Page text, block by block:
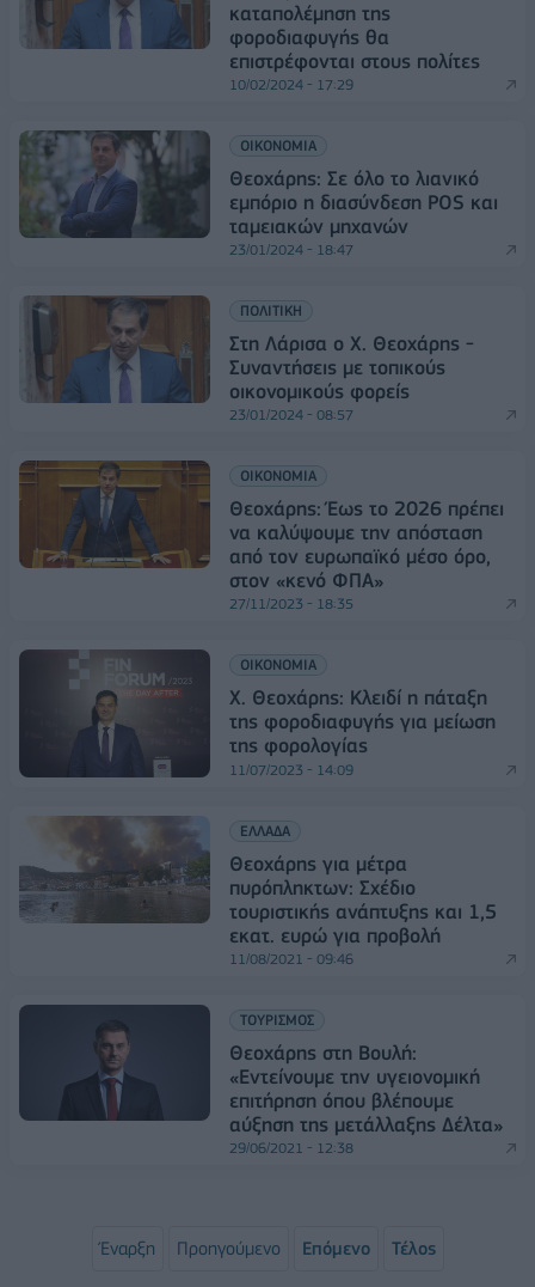
καταπολέμηση της
φοροδιαφυγής θα
επιστρέφονται στους πολίτες
10/02/2024 - 17:29
ΟΙΚΟΝΟΜΙΑ
Θεοχάρης: Σε όλο το λιανικό
εμπόριο η διασύνδεση POS και
ταμειακών μηχανών
23/01/2024 - 18:47
ΠΟΛΙΤΙΚΗ
Στη Λάρισα ο Χ. Θεοχάρης -
Συναντήσεις με τοπικούς
οικονομικούς φορείς
23/01/2024 - 08:57
ΟΙΚΟΝΟΜΙΑ
Θεοχάρης: Έως το 2026 πρέπει
να καλύψουμε την απόσταση
από τον ευρωπαϊκό μέσο όρο,
στον «κενό ΦΠΑ»
27/11/2023 - 18:35
ΟΙΚΟΝΟΜΙΑ
Χ. Θεοχάρης: Κλειδί η πάταξη
της φοροδιαφυγής για μείωση
της φορολογίας
11/07/2023 - 14:09
ΕΛΛΑΔΑ
Θεοχάρης για μέτρα
πυρόπληκτων: Σχέδιο
τουριστικής ανάπτυξης και 1,5
εκατ. ευρώ για προβολή
11/08/2021 - 09:46
ΤΟΥΡΙΣΜΟΣ
Θεοχάρης στη Βουλή:
«Εντείνουμε την υγειονομική
επιτήρηση όπου βλέπουμε
αύξηση της μετάλλαξης Δέλτα»
29/06/2021 - 12:38
Έναρξη Προηγούμενο Επόμενο Τέλος